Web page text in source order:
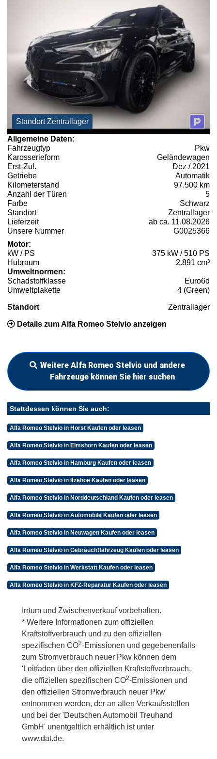
Standort Zentrallager
Allgemeine Daten:
Fahrzeugtyp
Pkw
Karosserieform
Geländewagen
Erst-Zul.
Dez / 2021
Getriebe
Automatik
Kilometerstand
97.500 km
Anzahl der Türen
5
Farbe
Schwarz
Standort
Zentrallager
Lieferzeit
ab ca. 11.08.2026
Unsere Nummer
G0025366
Motor:
kW / PS
375 kW / 510 PS
Hubraum
2.891 cm³
Umweltnormen:
Schadstoffklasse
Euro6d
Umweltplakette
4 (Green)
Standort Zentrallager
Details zum Alfa Romeo Stelvio anzeigen
Weitere Alfa Romeo Stelvio und andere
Fahrzeuge können Sie hier suchen
Stattdessen können Sie auch:
Alfa Romeo Stelvio in Horst Kaufen oder leasen
Alfa Romeo Stelvio in Elmshorn Kaufen oder leasen
Alfa Romeo Stelvio in Hamburg Kaufen oder leasen
Alfa Romeo Stelvio in Itzehoe Kaufen oder leasen
Alfa Romeo Stelvio in Norddeutschland Kaufen oder leasen
Alfa Romeo Stelvio in Automobile Kaufen oder leasen
Alfa Romeo Stelvio in Neuwagen Kaufen oder leasen
Alfa Romeo Stelvio in Gebrauchtfahrzeug Kaufen oder leasen
Alfa Romeo Stelvio in Werkstatt Kaufen oder leasen
Alfa Romeo Stelvio in KFZ-Reparatur Kaufen oder leasen
Irrtum und Zwischenverkauf vorbehalten.
* Weitere Informationen zum offiziellen
Kraftstoffverbrauch und zu den offiziellen
spezifischen CO2-Emissionen und gegebenenfalls
zum Stromverbrauch neuer Pkw können dem
'Leitfaden über den offiziellen Kraftstoffverbrauch,
die offiziellen spezifischen CO2-Emissionen und
den offiziellen Stromverbrauch neuer Pkw'
entnommen werden, der an allen Verkaufsstellen
und bei der 'Deutschen Automobil Treuhand
GmbH' unentgeltlich erhältlich ist unter
www.dat.de.